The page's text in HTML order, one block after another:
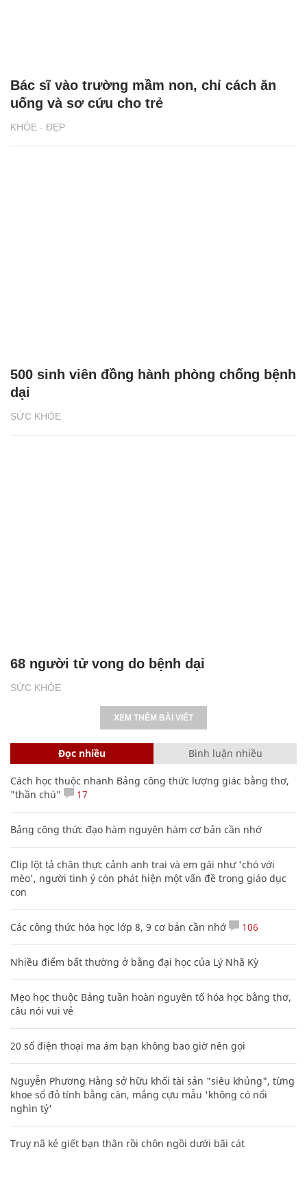
KHỎE - ĐẸP
Bác sĩ vào trường mầm non, chỉ cách ăn
uống và sơ cứu cho trẻ
SỨC KHỎE
500 sinh viên đồng hành phòng chống bệnh
dại
SỨC KHỎE
68 người tử vong do bệnh dại
XEM THÊM BÀI VIẾT
Đọc nhiều Bình luận nhiều
Cách học thuộc nhanh Bảng công thức lượng giác bằng thơ,
"thần chú"
17
Bảng công thức đạo hàm nguyên hàm cơ bản cần nhớ
Clip lột tả chân thực cảnh anh trai và em gái như 'chó với
mèo', người tinh ý còn phát hiện một vấn đề trong giáo dục
con
Các công thức hóa học lớp 8, 9 cơ bản cần nhớ 106
Nhiều điểm bất thường ở bằng đại học của Lý Nhã Kỳ
Mẹo học thuộc Bảng tuần hoàn nguyên tố hóa học bằng thơ,
câu nói vui vẻ
20 số điện thoại ma ám bạn không bao giờ nên gọi
Nguyễn Phương Hằng sở hữu khối tài sản "siêu khủng", từng
khoe sổ đỏ tính bằng cân, mắng cựu mẫu 'không có nổi
nghìn tỷ'
Truy nã kẻ giết bạn thân rồi chôn ngồi dưới bãi cát